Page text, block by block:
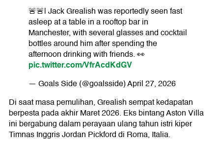
🚨🚨| Jack Grealish was reportedly seen fast
asleep at a table in a rooftop bar in
Manchester, with several glasses and cocktail
bottles around him after spending the
afternoon drinking with friends. 👀
pic.twitter.com/VfrAcdKdGV
— Goals Side (@goalsside)April 27, 2026
Di saat masa pemulihan, Grealish sempat kedapatan
berpesta pada akhir Maret 2026. Eks bintang Aston Villa
ini bergabung dalam perayaan ulang tahun istri kiper
Timnas Inggris Jordan Pickford di Roma, Italia.